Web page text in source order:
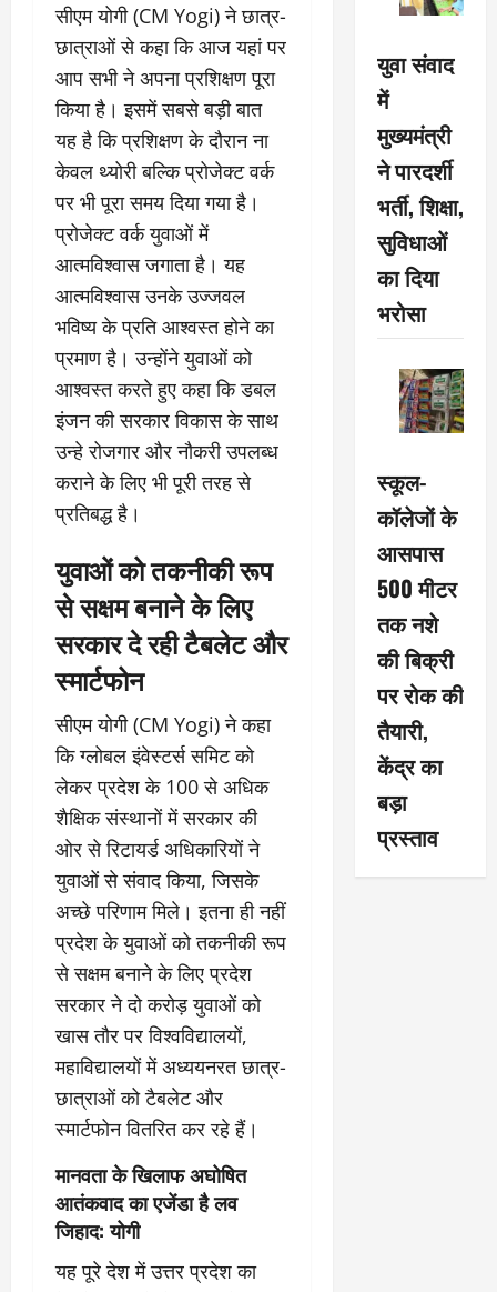
सीएम योगी (CM Yogi) ने छात्र-
छात्राओं से कहा कि आज यहां पर
आप सभी ने अपना प्रशिक्षण पूरा
किया है। इसमें सबसे बड़ी बात
यह है कि प्रशिक्षण के दौरान ना
केवल थ्योरी बल्कि प्रोजेक्ट वर्क
पर भी पूरा समय दिया गया है।
प्रोजेक्ट वर्क युवाओं में
आत्मविश्वास जगाता है। यह
आत्मविश्वास उनके उज्जवल
भविष्य के प्रति आश्वस्त होने का
प्रमाण है। उन्होंने युवाओं को
आश्वस्त करते हुए कहा कि डबल
इंजन की सरकार विकास के साथ
उन्हे रोजगार और नौकरी उपलब्ध
कराने के लिए भी पूरी तरह से
प्रतिबद्ध है।
युवाओं को तकनीकी रूप
से सक्षम बनाने के लिए
सरकार दे रही टैबलेट और
स्मार्टफोन
सीएम योगी (CM Yogi) ने कहा
कि ग्लोबल इंवेस्टर्स समिट को
लेकर प्रदेश के 100 से अधिक
शैक्षिक संस्थानों में सरकार की
ओर से रिटायर्ड अधिकारियों ने
युवाओं से संवाद किया, जिसके
अच्छे परिणाम मिले। इतना ही नहीं
प्रदेश के युवाओं को तकनीकी रूप
से सक्षम बनाने के लिए प्रदेश
सरकार ने दो करोड़ युवाओं को
खास तौर पर विश्वविद्यालयों,
महाविद्यालयों में अध्ययनरत छात्र-
छात्राओं को टैबलेट और
स्मार्टफोन वितरित कर रहे हैं।
मानवता के खिलाफ अघोषित
आतंकवाद का एजेंडा है लव
जिहाद: योगी
यह पूरे देश में उत्तर प्रदेश का
युवा संवाद
में
मुख्यमंत्री
ने पारदर्शी
भर्ती, शिक्षा,
सुविधाओं
का दिया
भरोसा
स्कूल-
कॉलेजों के
आसपास
500 मीटर
तक नशे
की बिक्री
पर रोक की
तैयारी,
केंद्र का
बड़ा
प्रस्ताव